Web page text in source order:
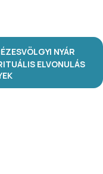
NYÁR
ELVONULÁS